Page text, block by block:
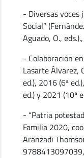
- Diversas voces
Social”
Aguado, O.,
- Colaboración
Lasarte Álvarez,
ed.), 2016 (6ª
ed.) y 2021 (10ª
- “Patria
Familia 2020,
Aranzadi